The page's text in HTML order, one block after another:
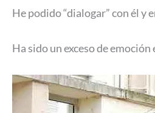
He podido “dialogar” con él
Ha sido un exceso de